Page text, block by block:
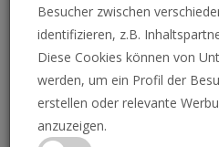
GETTY IMAGES, KASSANDRA VERBOUT/DIE POSAUNE
Peter Thiel
USA, weil er
Besucher zwischen
identifizieren, z.B.
Diese Cookies können von
werden, um ein Profil der
erstellen oder relevante
anzuzeigen.